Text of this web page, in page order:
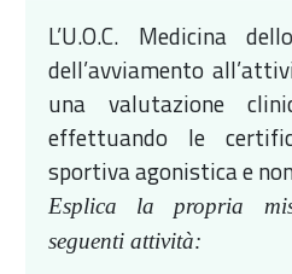
L’U.O.C. Medicina
dell’avviamento
una valutazione
effettuando le
sportiva agonistica e
Esplica la propria
seguenti attività: